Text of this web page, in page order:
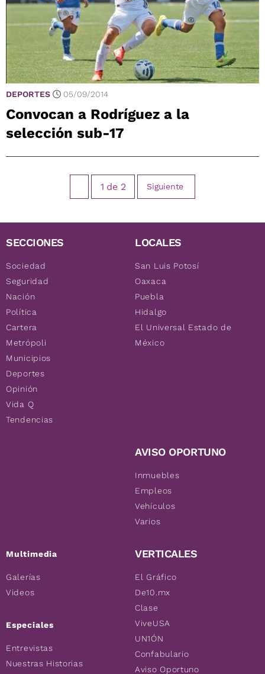
DEPORTES 05/09/2014
Convocan a Rodríguez a la
selección sub-17
1 de 2 Siguiente
SECCIONES
Sociedad
Seguridad
Nación
Política
Cartera
Metrópoli
Municipios
Deportes
Opinión
Vida Q
Tendencias
Multimedia
Galerías
Videos
Especiales
Entrevistas
Nuestras Historias
LOCALES
San Luis Potosí
Oaxaca
Puebla
Hidalgo
El Universal Estado de
México
AVISO OPORTUNO
Inmuebles
Empleos
Vehículos
Varios
VERTICALES
El Gráfico
De10.mx
Clase
ViveUSA
UN1ÓN
Confabulario
Aviso Oportuno